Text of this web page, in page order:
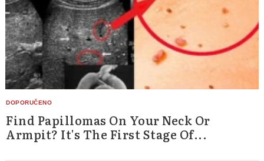
Find Papillomas On Your Neck Or
Armpit? It's The First Stage Of...